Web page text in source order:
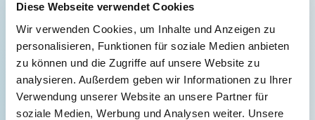
Diese Webseite verwendet Cookies
Wir verwenden Cookies, um Inhalte und Anzeigen zu
personalisieren, Funktionen für soziale Medien anbieten
zu können und die Zugriffe auf unsere Website zu
analysieren. Außerdem geben wir Informationen zu Ihrer
Verwendung unserer Website an unsere Partner für
soziale Medien, Werbung und Analysen weiter. Unsere
BEWERBUNG
Bewirb dich auf diese
Stelle